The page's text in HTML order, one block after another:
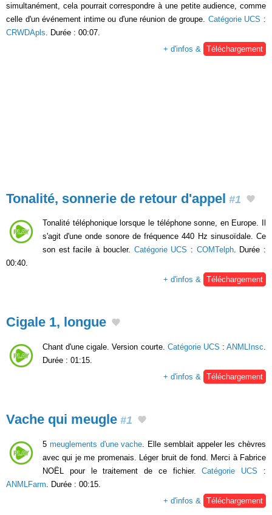
simultanément, cela pourrait correspondre à une petite audience, comme
celle d'un événement intime ou d'une réunion de groupe. Catégorie UCS :
CRWDApls . Durée : 00:07.
+ d'infos &
Téléchargement
Tonalité, sonnerie de retour d'appel #1
Tonalité téléphonique lorsque le téléphone sonne, en Europe. Il
s'agit d'une onde sonore de fréquence 440 Hz sinusoïdale. Ce
son est facile à boucler. Catégorie UCS : COMTelph. Durée :
00:40.
+ d'infos & Téléchargement
Cigale 1, longue
Chant d'une cigale. Version courte. Catégorie UCS : ANMLInsc.
Durée : 01:15.
+ d'infos & Téléchargement
Vache qui meugle #1
5 meuglements d'une vache . Elle semblait appeler les chèvres
avec qui je me promenais. Léger bruit de fond. Merci à Fabrice
NOËL pour le traitement de ce fichier.Catégorie UCS :
ANMLFarm . Durée : 00:15.
+ d'infos &
Téléchargement